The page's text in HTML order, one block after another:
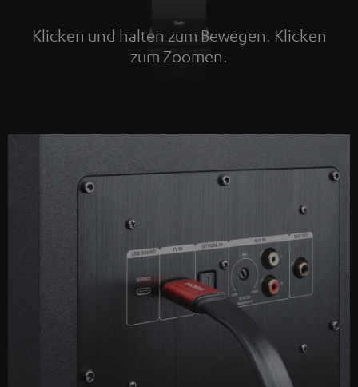
Klicken und halten zum Bewegen. Klicken
zum Zoomen.
Tap to zoom